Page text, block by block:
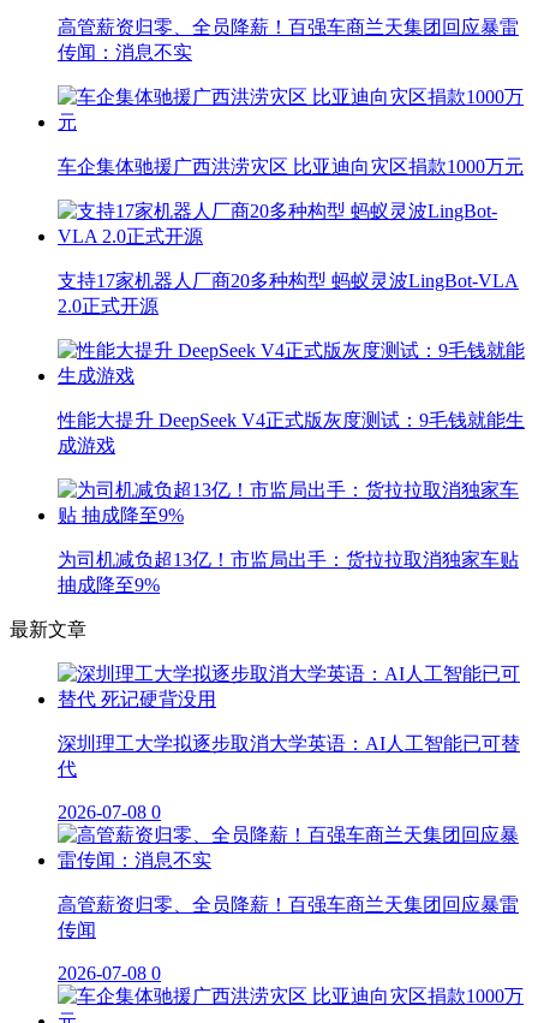
高管薪资归零、全员降薪！百强车商兰天集团回应暴雷
传闻：消息不实
车企集体驰援广西洪涝灾区 比亚迪向灾区捐款1000万元
支持17家机器人厂商20多种构型 蚂蚁灵波LingBot-VLA
2.0正式开源
性能大提升 DeepSeek V4正式版灰度测试：9毛钱就能生
成游戏
为司机减负超13亿！市监局出手：货拉拉取消独家车贴
抽成降至9%
最新文章
深圳理工大学拟逐步取消大学英语：AI人工智能已可替
代
2026-07-08 0
高管薪资归零、全员降薪！百强车商兰天集团回应暴雷
传闻
2026-07-08 0